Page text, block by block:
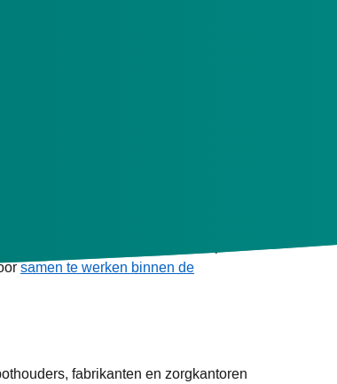
samen te werken binnen de
fabrikanten en zorgkantoren